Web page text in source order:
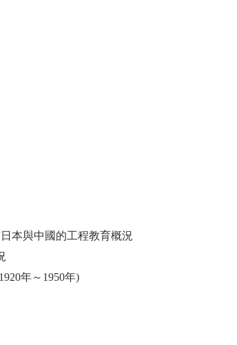
本與中國的工程教育概況
年～1950年)